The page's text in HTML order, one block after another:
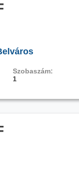
Szobaszám:
1